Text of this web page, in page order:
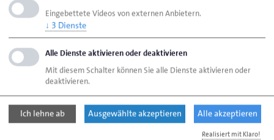
Informiere dich selbstständig
Deine Bewerbung – unsere Erfahrung
Kontakt
Eingebettete Videos von externen Anbietern.
↓ 3 Dienste
Alle Dienste aktivieren oder deaktivieren
Mit diesem Schalter können Sie alle Dienste aktivieren oder
deaktivieren.
Ich lehne ab Ausgewählte akzeptieren Alle akzeptieren
Realisiert mit Klaro!